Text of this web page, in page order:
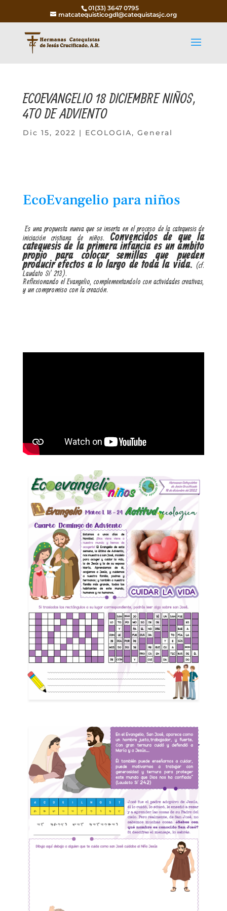
01(33) 3647 0795
matcatequisticogdl@catequistasjc.org
ECOEVANGELIO 18 DICIEMBRE NIÑOS,
4TO DE ADVIENTO
Dic 15, 2022 | ECOLOGIA, General
EcoEvangelio para niños
Es una propuesta nueva que se inserta en el proceso de la catequesis de
iniciación cristiana de niños. Convencidos de que la
catequesis de la primera infancia es un ámbito
propio para colocar semillas que pueden
producir efectos a lo largo de toda la vida. (cf.
Laudato Si’ 213).
Reflexionando el Evangelio, complementandolo con actividades creativas,
y un compromiso con la creación.